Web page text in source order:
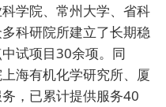
学院、常州大学、省科
科研院所建立了长期稳
试项目30余项。同
海有机化学研究所、厦
，已累计提供服务40